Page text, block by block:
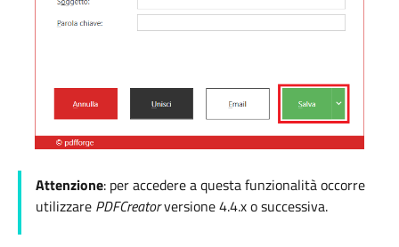
Attenzione: per accedere a questa funzionalità occorre
utilizzare PDFCreatorversione 4.4.x o successiva.